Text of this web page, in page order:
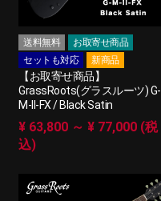
送料無料
お取寄せ商品
セットも対応
新商品
【お取寄せ商品】
GrassRoots(グラスルーツ) G-
M-II-FX / Black Satin
¥ 63,800 ～ ¥ 77,000 (税
込)